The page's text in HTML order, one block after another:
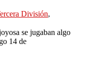
División,
se jugaban algo
14 de